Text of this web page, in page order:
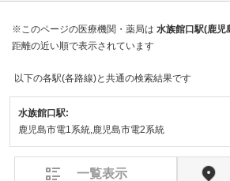
※このページの医療機関・薬局は 水族館口駅(鹿児
距離の近い順で表示されています
以下の各駅(各路線)と共通の検索結果です
水族館口駅:
鹿児島市電1系統,鹿児島市電2系統
一覧表示